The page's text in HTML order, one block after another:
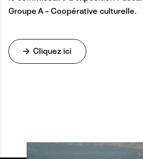
E
Groupe A – Coopérative culturelle.
Cliquez ici